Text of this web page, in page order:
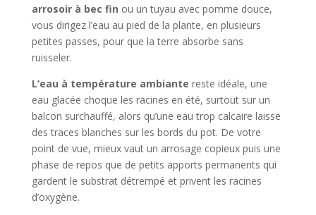
arrosoir à bec fin ou un tuyau avec pomme douce,
vous dirigez l’eau au pied de la plante, en plusieurs
petites passes, pour que la terre absorbe sans
ruisseler.
L’eau à température ambiante reste idéale, une
eau glacée choque les racines en été, surtout sur un
balcon surchauffé, alors qu’une eau trop calcaire laisse
des traces blanches sur les bords du pot. De votre
point de vue, mieux vaut un arrosage copieux puis une
phase de repos que de petits apports permanents qui
gardent le substrat détrempé et privent les racines
d’oxygène.​